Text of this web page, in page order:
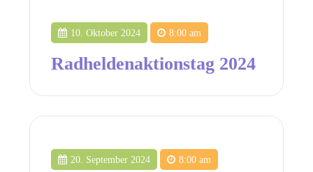
10. Oktober 2024 8:00 am
Radheldenaktionstag 2024
20. September 2024 8:00 am